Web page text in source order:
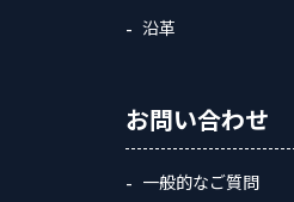
沿革
お問い合わせ
一般的なご質問